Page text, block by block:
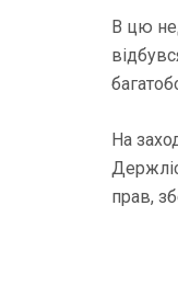
В цю
На
прав,